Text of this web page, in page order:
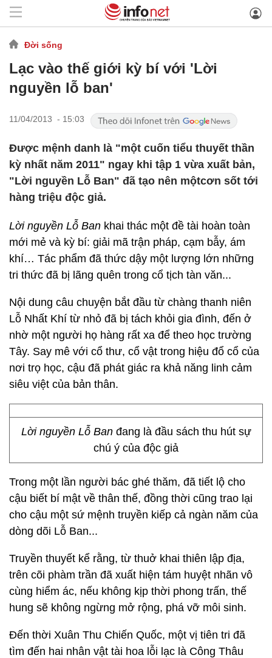
Đời sống
Lạc vào thế giới kỳ bí với 'Lời
nguyền lỗ ban'
11/04/2013 - 15:03
Được mệnh danh là "một cuốn tiểu thuyết thần
kỳ nhất năm 2011" ngay khi tập 1 vừa xuất bản,
"Lời nguyền Lỗ Ban" đã tạo nên mộtcơn sốt tới
hàng triệu độc giả.
Lời nguyền Lỗ Ban khai thác một đề tài hoàn toàn
mới mẻ và kỳ bí: giải mã trận pháp, cạm bẫy, ám
khí… Tác phẩm đã thức dậy một lượng lớn những
tri thức đã bị lãng quên trong cổ tịch tàn văn...
Nội dung câu chuyện bắt đầu từ chàng thanh niên
Lỗ Nhất Khí từ nhỏ đã bị tách khỏi gia đình, đến ở
nhờ một người họ hàng rất xa để theo học trường
Tây. Say mê với cổ thư, cổ vật trong hiệu đổ cổ của
nơi trọ học, cậu đã phát giác ra khả năng linh cảm
siêu việt của bản thân.
Lời nguyền Lỗ Banđang là đầu sách thu hút sự
chú ý của độc giả
Trong một lần người bác ghé thăm, đã tiết lộ cho
cậu biết bí mật về thân thế, đồng thời cũng trao lại
cho cậu một sứ mệnh truyền kiếp cả ngàn năm của
dòng dõi Lỗ Ban...
Truyền thuyết kể rằng, từ thuở khai thiên lập địa,
trên cõi phàm trần đã xuất hiện tám huyệt nhãn vô
cùng hiểm ác, nếu không kịp thời phong trấn, thế
hung sẽ không ngừng mở rộng, phá vỡ môi sinh.
Đến thời Xuân Thu Chiến Quốc, một vị tiên tri đã
tìm đến hai nhân vật tài hoa lỗi lạc là Công Thâu